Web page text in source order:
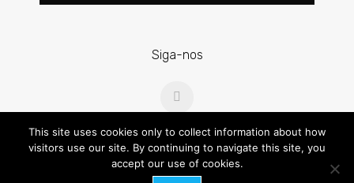
Siga-nos
RPS – Ramos Pereira e Sampaio e Associados,
This site uses cookies only to collect information about how
visitors use our site. By continuing to navigate this site, you
accept our use of cookies.